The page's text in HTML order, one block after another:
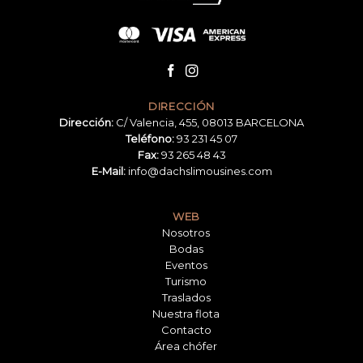
DIRECCIÓN
Dirección: C/ Valencia, 455, 08013 BARCELONA
Teléfono:93 231 45 07
Fax:93 265 48 43
E-Mail: info@dachslimousines.com
WEB
Nosotros
Bodas
Eventos
Turismo
Traslados
Nuestra flota
Contacto
Área chófer